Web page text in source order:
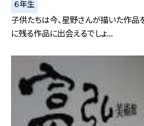
６年生
子供たちは今、星野さんが描いた作品
に残る作品に出会えるでしょ...